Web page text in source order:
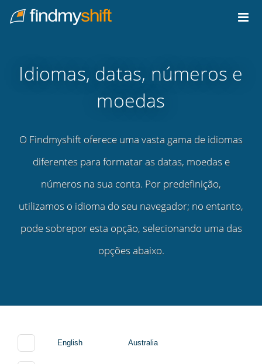
Casa
Idiomas, datas, números e
moedas
O Findmyshift oferece uma vasta gama de idiomas
diferentes para formatar as datas, moedas e
números na sua conta. Por predefinição,
utilizamos o idioma do seu navegador; no entanto,
pode sobrepor esta opção, selecionando uma das
opções abaixo.
English Australia